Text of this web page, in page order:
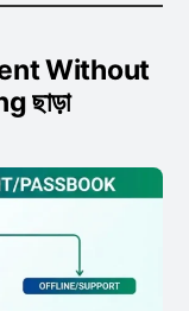
Without
ছাড়া